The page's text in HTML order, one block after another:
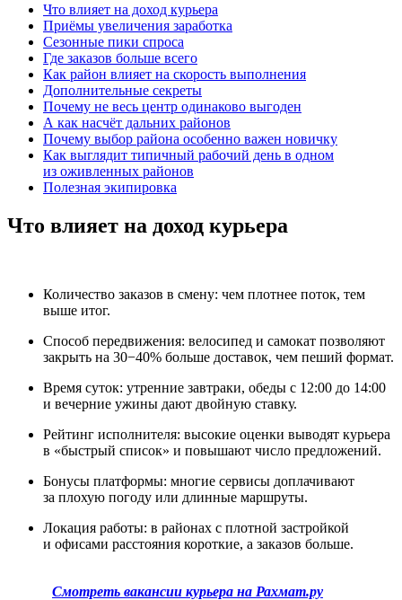
Что влияет на доход курьера
Приёмы увеличения заработка
Сезонные пики спроса
Где заказов больше всего
Как район влияет на скорость выполнения
Дополнительные секреты
Почему не весь центр одинаково выгоден
А как насчёт дальних районов
Почему выбор района особенно важен новичку
Как выглядит типичный рабочий день в одном
из оживленных районов
Полезная экипировка
Что влияет на доход курьера
Количество заказов в смену: чем плотнее поток, тем
выше итог.
Способ передвижения: велосипед и самокат позволяют
закрыть на 30−40% больше доставок, чем пеший формат.
Время суток: утренние завтраки, обеды с 12:00 до 14:00
и вечерние ужины дают двойную ставку.
Рейтинг исполнителя: высокие оценки выводят курьера
в «быстрый список» и повышают число предложений.
Бонусы платформы: многие сервисы доплачивают
за плохую погоду или длинные маршруты.
Локация работы: в районах с плотной застройкой
и офисами расстояния короткие, а заказов больше.
Смотреть вакансии курьера на Рахмат.ру